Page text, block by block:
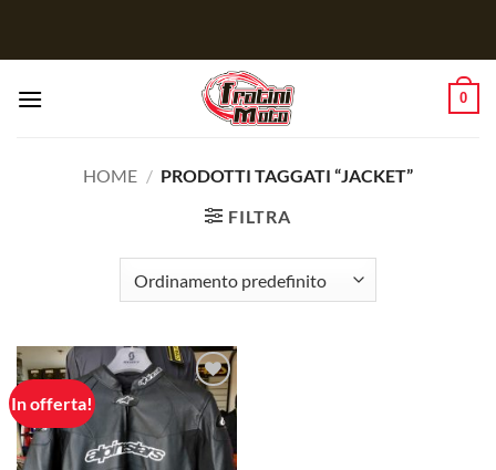
0
HOME / PRODOTTI TAGGATI “JACKET”
FILTRA
In offerta!
Aggiungi
alla lista
dei
desideri